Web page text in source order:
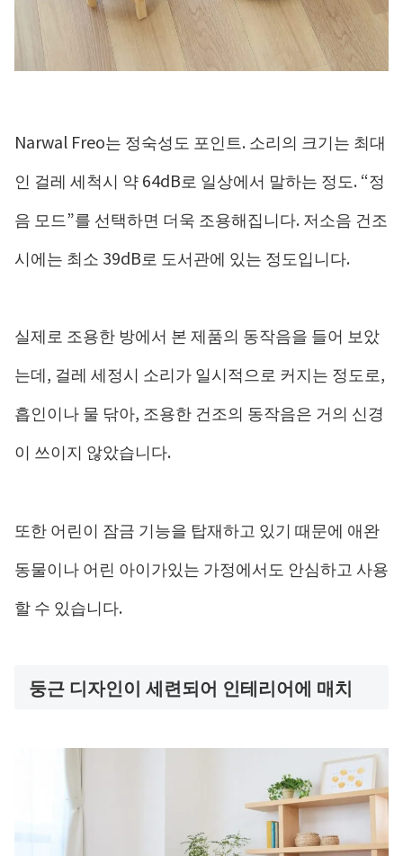
Narwal Freo는 정숙성도 포인트. 소리의 크기는 최대
인 걸레 세척시 약 64dB로 일상에서 말하는 정도. “정
음 모드”를 선택하면 더욱 조용해집니다. 저소음 건조
시에는 최소 39dB로 도서관에 있는 정도입니다.
실제로 조용한 방에서 본 제품의 동작음을 들어 보았
는데, 걸레 세정시 소리가 일시적으로 커지는 정도로,
흡인이나 물 닦아, 조용한 건조의 동작음은 거의 신경
이 쓰이지 않았습니다.
또한 어린이 잠금 기능을 탑재하고 있기 때문에 애완
동물이나 어린 아이가있는 가정에서도 안심하고 사용
할 수 있습니다.
둥근 디자인이 세련되어 인테리어에 매치